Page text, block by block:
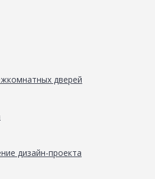
дверей
дизайн-проекта